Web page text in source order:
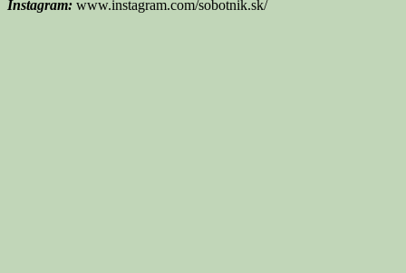
Instagram: www.instagram.com/sobotnik.sk/